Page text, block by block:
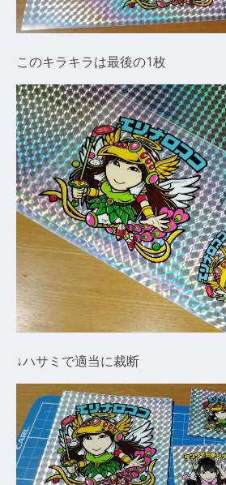
このキラキラは最後の1枚
↓ハサミで適当に裁断